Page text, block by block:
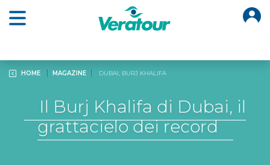
HOME MAGAZINE DUBAI, BURJ KHALIFA
Il Burj Khalifa di Dubai, il
grattacielo dei record